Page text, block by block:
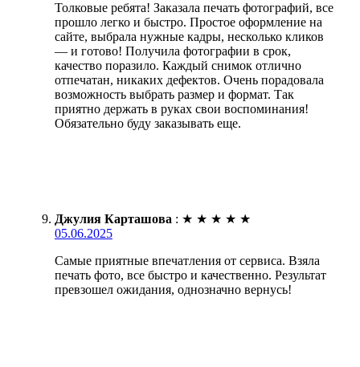
Толковые ребята! Заказала печать фотографий, все
прошло легко и быстро. Простое оформление на
сайте, выбрала нужные кадры, несколько кликов
— и готово! Получила фотографии в срок,
качество поразило. Каждый снимок отлично
отпечатан, никаких дефектов. Очень порадовала
возможность выбрать размер и формат. Так
приятно держать в руках свои воспоминания!
Обязательно буду заказывать еще.
Джулия Карташова : ★ ★ ★ ★ ★
05.06.2025
Самые приятные впечатления от сервиса. Взяла
печать фото, все быстро и качественно. Результат
превзошел ожидания, однозначно вернусь!